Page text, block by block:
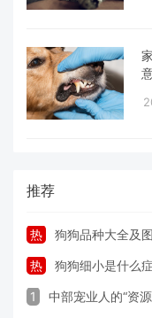
推荐
热 狗狗品种大全及
热 狗狗细小是什么
1 中部宠业人的“资